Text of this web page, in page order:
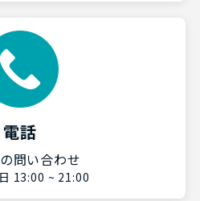
電話
問い合わせ
13:00 ~ 21:00